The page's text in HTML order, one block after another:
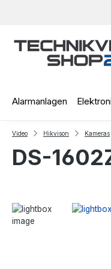
Alarmanlagen
Video Hikvison Kameras
DS-